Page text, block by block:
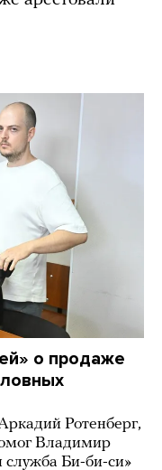
о продаже
Ротенберг,
Владимир
служба Би-би-си»